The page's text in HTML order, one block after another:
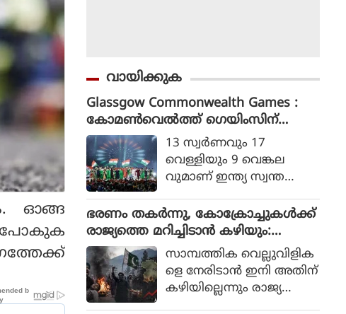
ഓങ്ങ
പോകുക
വായിക്കുക
Glassgow Commonwealth Games :
കോമൺവെൽത്ത് ഗെയിംസിന്
ഗ്ലാസ്ഗോയിൽ കൊടിയിറങ്ങി, മെഡ
ൽ നേട്ടത്തിൽ ഇന്ത്യ നാലാമത്
13 സ്വര്‍ണവും 17
വെള്ളിയും 9 വെങ്കല
വുമാണ് ഇന്ത്യ സ്വന്ത
ഭരണം തകര്‍ന്നു, കോക്രോച്ചുകള്‍ക്ക്
രാജ്യത്തെ മറിച്ചിടാന്‍ കഴിയും:
പാകിസ്ഥാന്‍ ആഭ്യന്തര മന്ത്രി
മൊഹ്സിന്‍ നഖ്വി
സാമ്പത്തിക വെല്ലുവിളിക
ളെ നേരിടാന്‍ ഇനി അതിന്
കഴിയില്ലെന്നും രാജ്യത്തെ